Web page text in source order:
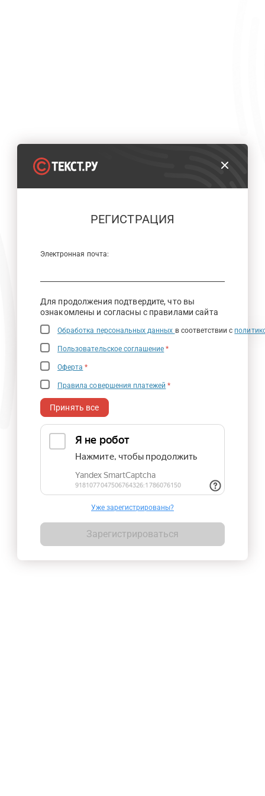
РЕГИСТРАЦИЯ
Электронная почта:
Для продолжения подтвердите, что вы
ознакомлены и согласны с правилами сайта
Обработка персональных данных в соответствии с
Пользовательское соглашение *
Оферта *
Правила совершения платежей *
Принять все
Уже зарегистрированы?
Зарегистрироваться